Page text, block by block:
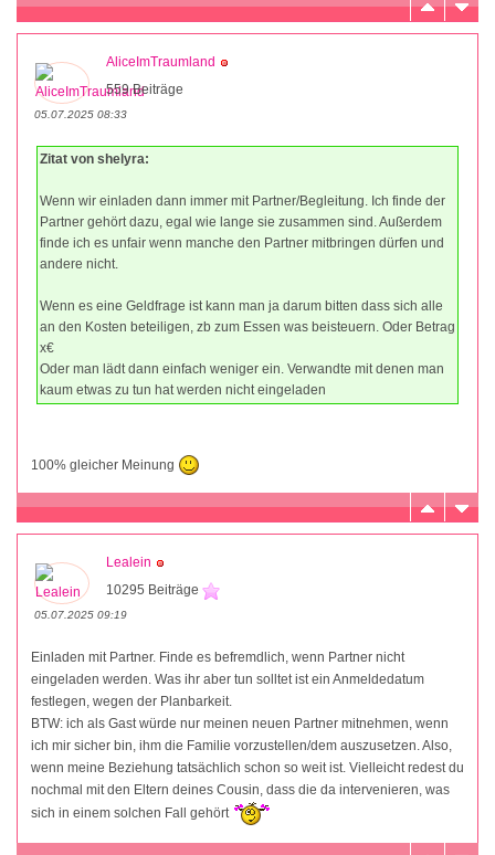
AliceImTraumland
559 Beiträge
05.07.2025 08:33
Zitat von shelyra:
Wenn wir einladen dann immer mit Partner/Begleitung. Ich finde der
Partner gehört dazu, egal wie lange sie zusammen sind. Außerdem
finde ich es unfair wenn manche den Partner mitbringen dürfen und
andere nicht.
Wenn es eine Geldfrage ist kann man ja darum bitten dass sich alle
an den Kosten beteiligen, zb zum Essen was beisteuern. Oder Betrag
x€
Oder man lädt dann einfach weniger ein. Verwandte mit denen man
kaum etwas zu tun hat werden nicht eingeladen
100% gleicher Meinung
Lealein
10295 Beiträge
05.07.2025 09:19
Einladen mit Partner. Finde es befremdlich, wenn Partner nicht
eingeladen werden. Was ihr aber tun solltet ist ein Anmeldedatum
festlegen, wegen der Planbarkeit.
BTW: ich als Gast würde nur meinen neuen Partner mitnehmen, wenn
ich mir sicher bin, ihm die Familie vorzustellen/dem auszusetzen. Also,
wenn meine Beziehung tatsächlich schon so weit ist. Vielleicht redest du
nochmal mit den Eltern deines Cousin, dass die da intervenieren, was
sich in einem solchen Fall gehört